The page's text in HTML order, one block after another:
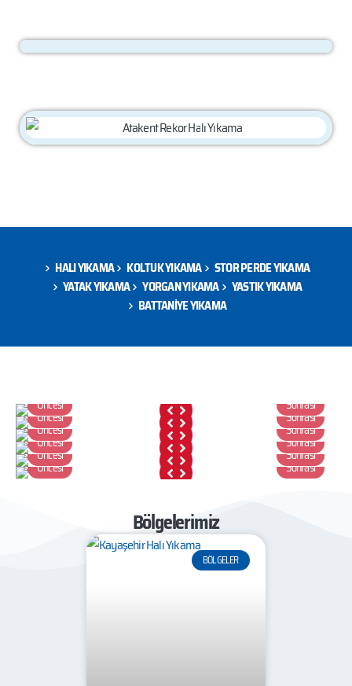
HALI YIKAMA KOLTUK YIKAMA
STOR PERDE YIKAMA
YATAK YIKAMA
YORGAN YIKAMA
YASTIK YIKAMA
BATTANİYE YIKAMA
Öncesi Sonrası
Öncesi Sonrası
Öncesi Sonrası
Öncesi Sonrası
Öncesi Sonrası
Öncesi Sonrası
Bölgelerimiz
BÖLGELER